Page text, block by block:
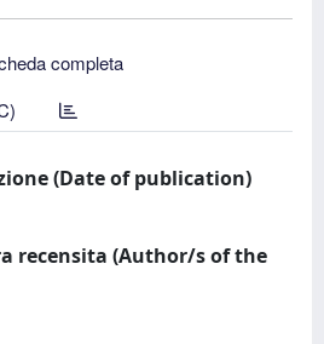
completa
(Date of publication)
recensita (Author/s of the